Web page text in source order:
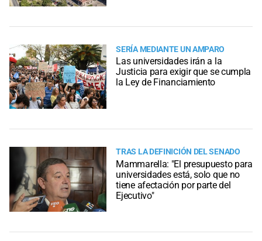
SERÍA MEDIANTE UN AMPARO
Las universidades irán a la
Justicia para exigir que se cumpla
la Ley de Financiamiento
TRAS LA DEFINICIÓN DEL SENADO
Mammarella: "El presupuesto para
universidades está, solo que no
tiene afectación por parte del
Ejecutivo"